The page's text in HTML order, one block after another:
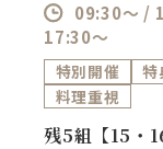
09:30～ /
17:30～
特別開催
特
料理重視
残5組【15・